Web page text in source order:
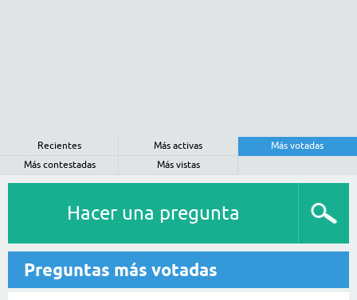
Recientes Más activas
Más votadas
Más contestadas
Más vistas
Hacer una pregunta
Preguntas más votadas